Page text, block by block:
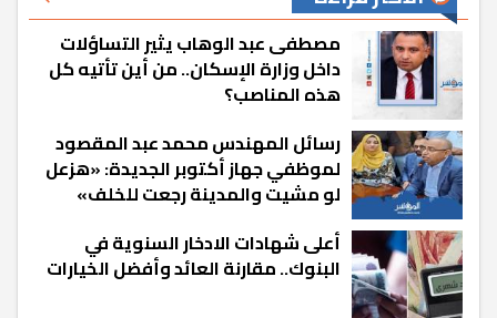
مصطفى عبد الوهاب يثير التساؤلات
داخل وزارة الإسكان.. من أين تأتيه كل
هذه المناصب؟
رسائل المهندس محمد عبد المقصود
لموظفي جهاز أكتوبر الجديدة: «هزعل
لو مشيت والمدينة رجعت للخلف»
أعلى شهادات الادخار السنوية في
البنوك.. مقارنة العائد وأفضل الخيارات